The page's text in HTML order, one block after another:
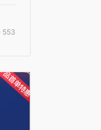
553